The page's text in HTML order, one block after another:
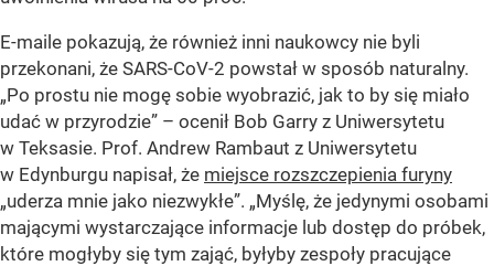
E-maile pokazują, że również inni naukowcy nie byli
przekonani, że SARS-CoV-2 powstał w sposób naturalny.
„Po prostu nie mogę sobie wyobrazić, jak to by się miało
udać w przyrodzie” – ocenił Bob Garry z Uniwersytetu
w Teksasie. Prof. Andrew Rambaut z Uniwersytetu
w Edynburgu napisał, że miejsce rozszczepienia furyny
„uderza mnie jako niezwykłe”. „Myślę, że jedynymi osobami
mającymi wystarczające informacje lub dostęp do próbek,
które mogłyby się tym zająć, byłyby zespoły pracujące